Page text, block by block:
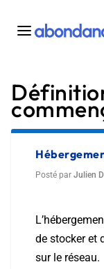
Toutes les actus
Actus SEO
Plateforme
Outils
Solutions
Audit SEO
Posté par Julien
de stocker et
sur le réseau.